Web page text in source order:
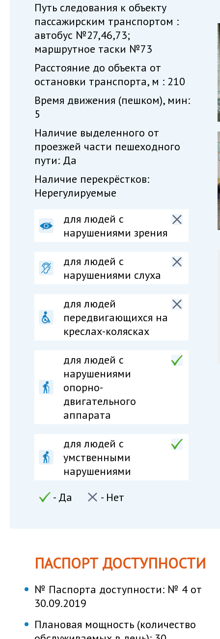
Путь следования к объекту
пассажирским транспортом :
автобус №27,46,73;
маршрутное таски №73
Расстояние до объекта от
остановки транспорта, м : 210
Время движения (пешком), мин:
5
Наличие выделенного от
проезжей части пешеходного
пути: Да
Наличие перекрёстков:
Нерегулируемые
для людей с
нарушениями зрения
для людей с
нарушениями слуха
для людей
передвигающихся на
креслах-колясках
для людей c
нарушениями
опорно-
двигательного
аппарата
для людей c
умственными
нарушениями
- Да
- Нет
ПАСПОРТ ДОСТУПНОСТИ
№ Паспорта доступности: № 4 от
30.09.2019
Плановая мощность (количество